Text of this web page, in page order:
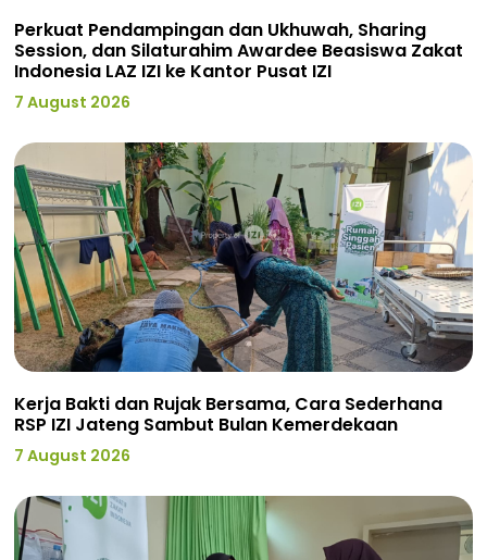
Perkuat Pendampingan dan Ukhuwah, Sharing
Session, dan Silaturahim Awardee Beasiswa Zakat
Indonesia LAZ IZI ke Kantor Pusat IZI
7 August 2026
Kerja Bakti dan Rujak Bersama, Cara Sederhana
RSP IZI Jateng Sambut Bulan Kemerdekaan
7 August 2026